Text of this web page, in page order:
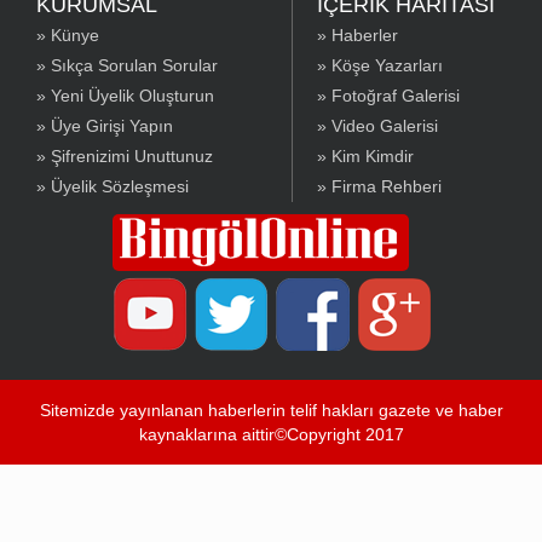
KURUMSAL
» Künye
» Sıkça Sorulan Sorular
» Yeni Üyelik Oluşturun
» Üye Girişi Yapın
» Şifrenizimi Unuttunuz
» Üyelik Sözleşmesi
İÇERİK HARİTASI
» Haberler
» Köşe Yazarları
» Fotoğraf Galerisi
» Video Galerisi
» Kim Kimdir
» Firma Rehberi
Sitemizde yayınlanan haberlerin telif hakları gazete ve haber
kaynaklarına aittir©Copyright 2017